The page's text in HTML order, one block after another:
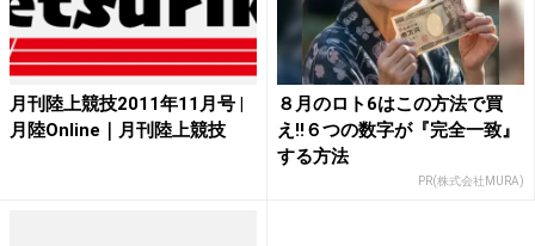
月刊陸上競技2011年11月号 |
月陸Online｜月刊陸上競技
８月のロト6はこの方法で買
え!!６つの数字が『完全一致』
する方法
PR(株式会社MURA)